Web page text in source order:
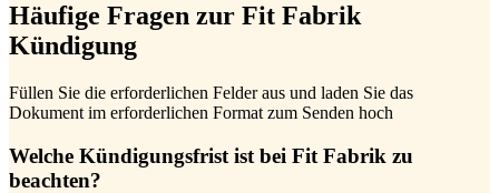
Häufige Fragen zur Fit Fabrik
Kündigung
Füllen Sie die erforderlichen Felder aus und laden Sie das
Dokument im erforderlichen Format zum Senden hoch
Welche Kündigungsfrist ist bei Fit Fabrik zu
beachten?